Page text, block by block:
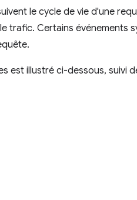
le cycle de vie d'une
trafic. Certains événements
est illustré ci-dessous, suivi